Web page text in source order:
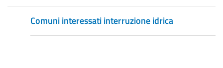
Comuni interessati interruzione idrica